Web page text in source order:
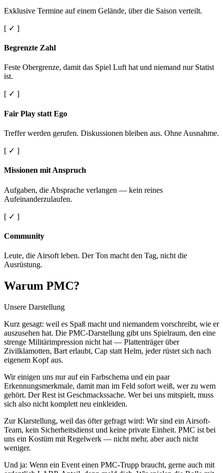
Exklusive Termine auf einem Gelände, über die Saison verteilt.
[ ✓ ]
Begrenzte Zahl
Feste Obergrenze, damit das Spiel Luft hat und niemand nur Statist
ist.
[ ✓ ]
Fair Play statt Ego
Treffer werden gerufen. Diskussionen bleiben aus. Ohne Ausnahme.
[ ✓ ]
Missionen mit Anspruch
Aufgaben, die Absprache verlangen — kein reines
Aufeinanderzulaufen.
[ ✓ ]
Community
Leute, die Airsoft leben. Der Ton macht den Tag, nicht die
Ausrüstung.
Warum PMC?
Unsere Darstellung
Kurz gesagt: weil es Spaß macht und niemandem vorschreibt, wie er
auszusehen hat. Die PMC-Darstellung gibt uns Spielraum, den eine
strenge Militärimpression nicht hat — Plattenträger über
Zivilklamotten, Bart erlaubt, Cap statt Helm, jeder rüstet sich nach
eigenem Kopf aus.
Wir einigen uns nur auf ein Farbschema und ein paar
Erkennungsmerkmale, damit man im Feld sofort weiß, wer zu wem
gehört. Der Rest ist Geschmackssache. Wer bei uns mitspielt, muss
sich also nicht komplett neu einkleiden.
Zur Klarstellung, weil das öfter gefragt wird: Wir sind ein Airsoft-
Team, kein Sicherheitsdienst und keine private Einheit. PMC ist bei
uns ein Kostüm mit Regelwerk — nicht mehr, aber auch nicht
weniger.
Und ja: Wenn ein Event einen PMC-Trupp braucht, gerne auch mit